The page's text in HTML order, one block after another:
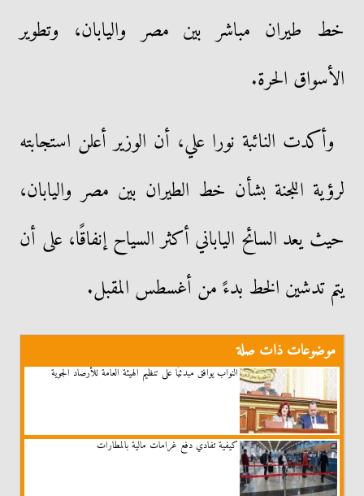
خط طيران مباشر بين مصر واليابان، وتطوير
الأسواق الحرة.
وأكدت النائبة نورا علي، أن الوزير أعلن استجابته
لرؤية اللجنة بشأن خط الطيران بين مصر واليابان،
حيث يعد السائح الياباني أكثر السياح إنفاقًا، على أن
يتم تدشين الخط بدءً من أغسطس المقبل.
موضوعات ذات صلة
النواب يوافق مبدئيًا على تنظيم الهيئة العامة للأرصاد الجوية
كيفية تفادي دفع غرامات مالية بالمطارات